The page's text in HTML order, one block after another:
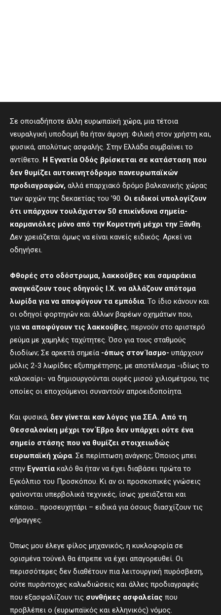
Σε οποιαδήποτε άλλη ευρωπαϊκή χώρα, μια τέτοια
νευραλγική υποδομή θα ήταν άψογη: Φιλική στον χρήστη και,
φυσικά, απολύτως ασφαλής. Στην Ελλάδα συμβαίνει το
αντίθετο. Η Εγνατία Οδός βρίσκεται σε κατάσταση που
δεν θυμίζει αυτοκινητόδρομο πανευρωπαϊκών
προδιαγραφών, αλλά επαρχιακό δρόμο βαλκανικής χώρας
των αρχών της δεκαετίας του ’90. Οι ειδικοί υπολογίζουν
ότι υπάρχουν τουλάχιστον 50 επικίνδυνα σημεία-
καρμανιόλες μόνο από την Κομοτηνή μέχρι την Ξάνθη.
Δεν χρειάζεται όμως να είναι κανείς ειδικός. Αρκεί να
οδηγήσει.
Φθορές στο οδόστρωμα, λακκούβες και σαμαράκια
αναγκάζουν τους οδηγούς Ι.Χ. να αλλάζουν απότομα
λωρίδα για να αποφύγουν τα εμπόδια. Το ίδιο κάνουν και
οι οδηγοί φορτηγών και άλλων βαρέων οχημάτων που,
γιανα αποφύγουν τις λακκούβες, περνούν στο αριστερό
ρεύμα με χαμηλές ταχύτητες. Όσο για τους σταθμούς
διοδίων; Σε αρκετά σημεία -όπως στον Ίασμο- υπάρχουν
μόλις 2-3 λωρίδες εξυπηρέτησης, με αποτέλεσμα -ιδίως το
καλοκαίρι- να δημιουργούνται ουρές μισού χιλιομέτρου, τις
οποίες οι εποχούμενοι συναντούν απροειδοποίητα.
Και φυσικά, δεν γίνεται καν λόγος για ΣΕΑ. Από τη
Θεσσαλονίκη μέχρι τον Έβρο δεν υπάρχει ούτε ένα
σημείο στάσης που να θυμίζει στοιχειωδώς
ευρωπαϊκή χώρα. Σε περίπτωση ανάγκης; Όποιος μπει
στην Εγνατία καλό θα ήταν να έχει διαβάσει πρώτα το
Εγκόλπιο του Προσκόπου. Κι αν οι προσκοπικές γνώσεις
φαίνονται υπερβολικά τεχνικές, ίσως χρειάζεται και
κάποιο… προσευχητάρι – ειδικά για όσους διασχίζουν τις
σήραγγες.
Όπως μου έλεγε φίλος μηχανικός, η κυκλοφορία σε
ορισμένα τούνελ θα έπρεπε να έχει απαγορευθεί. Οι
περισσότερες δεν διαθέτουν πια λειτουργική πυρόσβεση,
ούτε πυράντοχες καλωδιώσεις και άλλες προδιαγραφές
που εξασφαλίζουν τις συνθήκες ασφαλείας που
προβλέπει ο (ευρωπαϊκός και ελληνικός) νόμος.